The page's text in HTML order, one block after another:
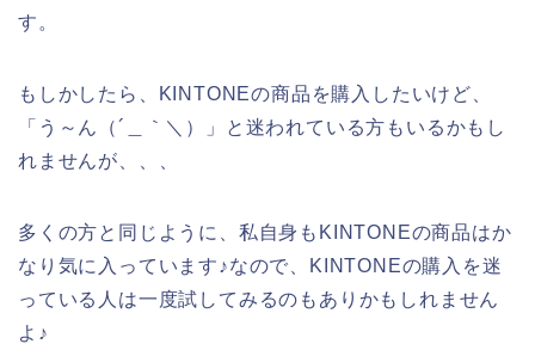
す。
もしかしたら、KINTONEの商品を購入したいけど、
「う～ん（´＿｀＼）」と迷われている方もいるかもし
れませんが、、、
多くの方と同じように、私自身もKINTONEの商品はか
なり気に入っています♪なので、KINTONEの購入を迷
っている人は一度試してみるのもありかもしれません
よ♪